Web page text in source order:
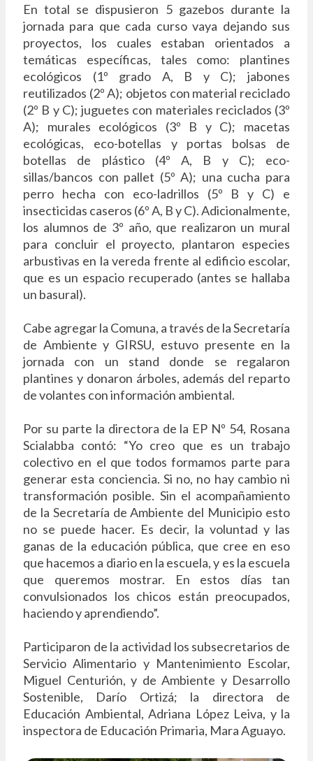
En total se dispusieron 5 gazebos durante la
jornada para que cada curso vaya dejando sus
proyectos, los cuales estaban orientados a
temáticas específicas, tales como: plantines
ecológicos (1º grado A, B y C); jabones
reutilizados (2º A); objetos con material reciclado
(2º B y C); juguetes con materiales reciclados (3º
A); murales ecológicos (3º B y C); macetas
ecológicas, eco-botellas y portas bolsas de
botellas de plástico (4º A, B y C); eco-
sillas/bancos con pallet (5º A); una cucha para
perro hecha con eco-ladrillos (5º B y C) e
insecticidas caseros (6º A, B y C). Adicionalmente,
los alumnos de 3º año, que realizaron un mural
para concluir el proyecto, plantaron especies
arbustivas en la vereda frente al edificio escolar,
que es un espacio recuperado (antes se hallaba
un basural).
Cabe agregar la Comuna, a través de la Secretaría
de Ambiente y GIRSU, estuvo presente en la
jornada con un stand donde se regalaron
plantines y donaron árboles, además del reparto
de volantes con información ambiental.
Por su parte la directora de la EP Nº 54, Rosana
Scialabba contó: “Yo creo que es un trabajo
colectivo en el que todos formamos parte para
generar esta conciencia. Si no, no hay cambio ni
transformación posible. Sin el acompañamiento
de la Secretaría de Ambiente del Municipio esto
no se puede hacer. Es decir, la voluntad y las
ganas de la educación pública, que cree en eso
que hacemos a diario en la escuela, y es la escuela
que queremos mostrar. En estos días tan
convulsionados los chicos están preocupados,
haciendo y aprendiendo”.
Participaron de la actividad los subsecretarios de
Servicio Alimentario y Mantenimiento Escolar,
Miguel Centurión, y de Ambiente y Desarrollo
Sostenible, Darío Ortizá; la directora de
Educación Ambiental, Adriana López Leiva, y la
inspectora de Educación Primaria, Mara Aguayo.